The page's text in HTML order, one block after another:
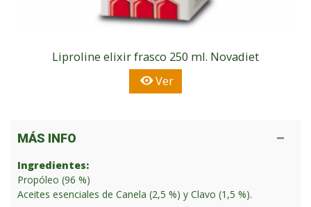
Liproline elixir frasco 250 ml. Novadiet
Ver
MÁS INFO
Ingredientes:
Propóleo (96 %)
Aceites esenciales de Canela (2,5 %) y Clavo (1,5 %).